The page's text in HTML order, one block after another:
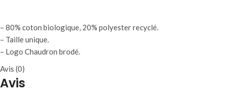
– 80% coton biologique, 20% polyester recyclé.
– Taille unique.
– Logo Chaudron brodé.
Avis (0)
Avis